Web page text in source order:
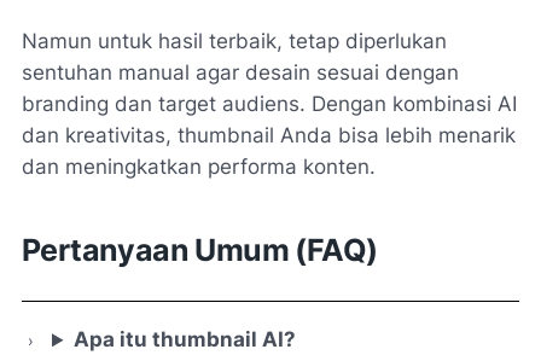
Namun untuk hasil terbaik, tetap diperlukan
sentuhan manual agar desain sesuai dengan
branding dan target audiens. Dengan kombinasi AI
dan kreativitas, thumbnail Anda bisa lebih menarik
dan meningkatkan performa konten.
Pertanyaan Umum (FAQ)
Apa itu thumbnail AI?